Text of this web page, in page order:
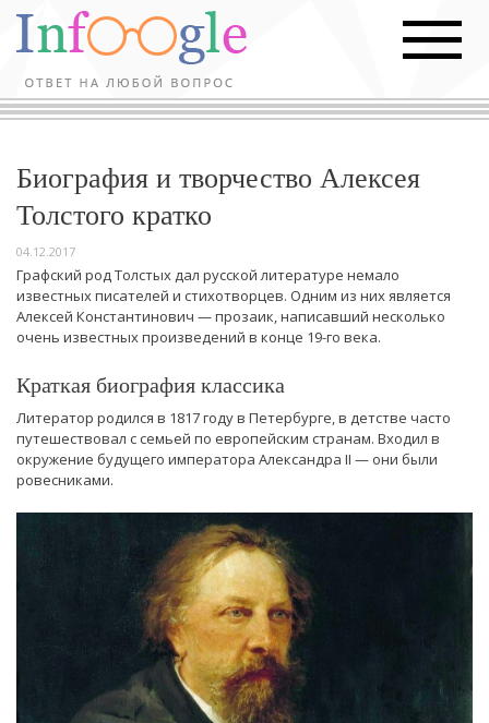
Биография и творчество Алексея
Толстого кратко
04.12.2017
Графский род Толстых дал русской литературе немало
известных писателей и стихотворцев. Одним из них является
Алексей Константинович — прозаик, написавший несколько
очень известных произведений в конце 19-го века.
Краткая биография классика
Литератор родился в 1817 году в Петербурге, в детстве часто
путешествовал с семьей по европейским странам. Входил в
окружение будущего императора Александра II — они были
ровесниками.